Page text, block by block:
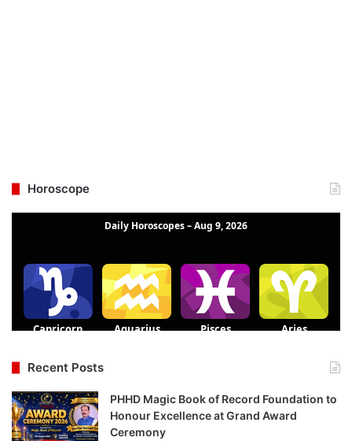
Horoscope
Recent Posts
PHHD Magic Book of Record Foundation to
Honour Excellence at Grand Award
Ceremony